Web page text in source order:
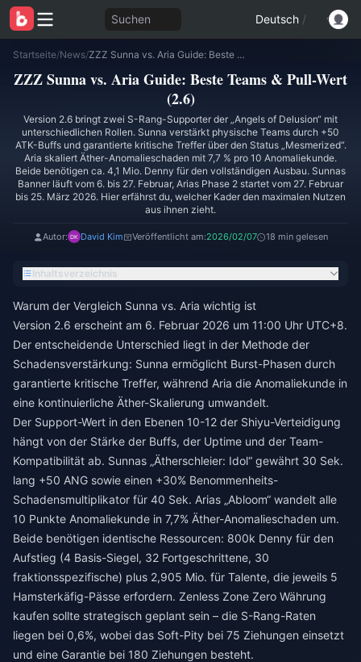
Suchen Deutsch /
Startseite/News/ ZZZ Sunna vs. Aria Guide: Beste Teams & Pull-Wert (2.6)
ZZZ Sunna vs. Aria Guide: Beste Teams & Pull-Wert
(2.6)
Version 2.6 bringt zwei S-Rang-Supporter der „Angels of Delusion“ mit
unterschiedlichen Rollen. Sunna verstärkt physische Teams durch +50
ATK-Buffs und garantierte kritische Treffer über den Status „Mesmerized“.
Aria skaliert Äther-Anomalieschaden mit 7,7 % pro 10 Anomaliekunde.
Beide benötigen ca. 4,1 Mio. Denny für den vollständigen Ausbau. Sunnas
Banner läuft vom 6. bis 27. Februar, Arias Phase 2 startet vom 27. Februar
bis 25. März 2026. Hier erfährst du, welcher Kader den maximalen Nutzen
aus ihnen zieht.
Autor: David Kim Veröffentlicht am:2026/02/07 18 min gelesen
Inhaltsverzeichnis
Warum der Vergleich Sunna vs. Aria wichtig ist
Version 2.6 erscheint am 6. Februar 2026 um 11:00 Uhr UTC+8.
Der entscheidende Unterschied liegt in der Methode der
Schadensverstärkung: Sunna ermöglicht Burst-Phasen durch
garantierte kritische Treffer, während Aria die Anomaliekunde in
eine kontinuierliche Äther-Skalierung umwandelt.
Der Support-Wert in den Ebenen 10-12 der Shiyu-Verteidigung
hängt von der Stärke der Buffs, der Uptime und der Team-
Kompatibilität ab. Sunnas „Ätherschleier: Idol“ gewährt 30 Sek.
lang +50 ANG sowie einen +30% Benommenheits-
Schadensmultiplikator für 40 Sek. Arias „Abloom“ wandelt alle
10 Punkte Anomaliekunde in 7,7% Äther-Anomalieschaden um.
Beide benötigen identische Ressourcen: 800k Denny für den
Aufstieg (4 Basis-Siegel, 32 Fortgeschrittene, 30
fraktionsspezifische) plus 2,905 Mio. für Talente, die jeweils 5
Hamsterkäfig-Pässe erfordern. Zenless Zone Zero Währung
kaufen sollte strategisch geplant sein – die S-Rang-Raten
liegen bei 0,6%, wobei das Soft-Pity bei 75 Ziehungen einsetzt
und eine Garantie bei 180 Ziehungen besteht.